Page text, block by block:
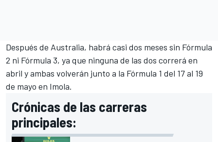
Después de Australia, habrá casi dos meses sin Fórmula
2 ni Fórmula 3, ya que ninguna de las dos correrá en
abril y ambas volverán junto a la Fórmula 1 del 17 al 19
de mayo en Imola.
Crónicas de las carreras
principales: